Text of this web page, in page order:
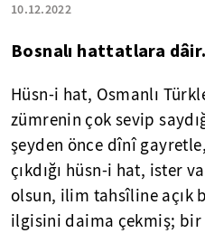
10.12.2022
Bosnalı hattatlara
Hüsn-i hat, Osmanlı
zümrenin çok sevip
şeyden önce dînî
çıkdığı hüsn-i hat, ister
olsun, ilim tahsîline açık
ilgisini daima çekmiş;